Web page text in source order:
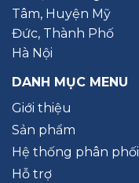
Tâm, Huyện Mỹ
Đức, Thành Phố
Hà Nội
DANH MỤC MENU
Giới thiệu
Sản phẩm
Hệ thống phân phối
Hỗ trợ